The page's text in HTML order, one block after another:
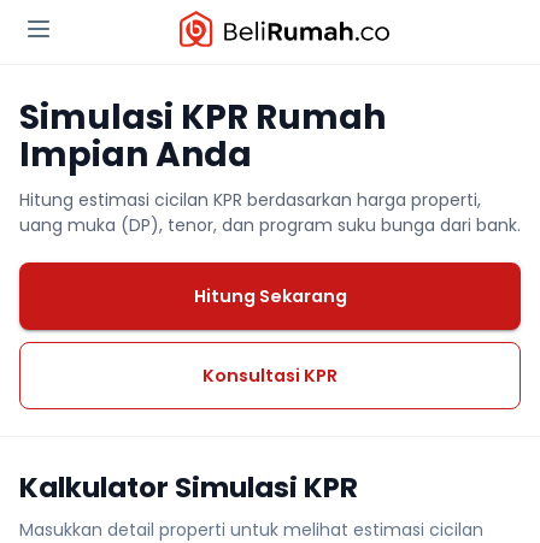
Simulasi KPR Rumah
Impian Anda
Hitung estimasi cicilan KPR berdasarkan harga properti,
uang muka (DP), tenor, dan program suku bunga dari bank.
Hitung Sekarang
Konsultasi KPR
Kalkulator Simulasi KPR
Masukkan detail properti untuk melihat estimasi cicilan